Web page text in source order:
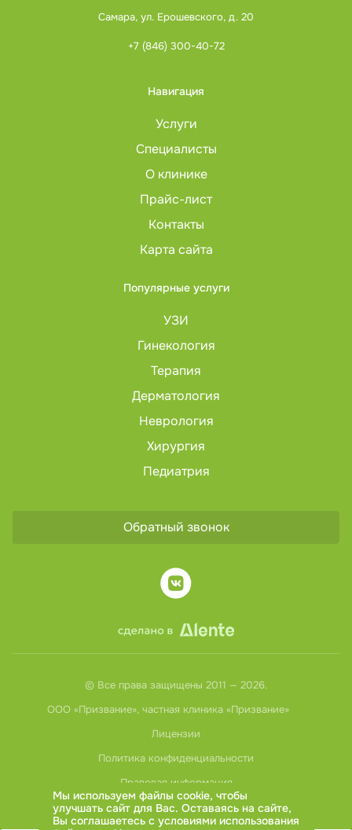
Самара, ул. Ерошевского, д. 20
+7 (846) 300-40-72
Навигация
Услуги
Специалисты
О клинике
Прайс-лист
Контакты
Карта сайта
Популярные услуги
УЗИ
Гинекология
Терапия
Дерматология
Неврология
Хирургия
Педиатрия
Обратный звонок
© Все права защищены 2011 — 2026.
ООО «Призвание», частная клиника «Призвание»
Лицензии
Политика конфиденциальности
Правовая информация
обработки персональных данных
персональных данных
Оставить отзыв
Мы используем файлы cookie, чтобы
улучшать сайт для Вас. Оставаясь на сайте,
Вы соглашаетесь с условиями использования